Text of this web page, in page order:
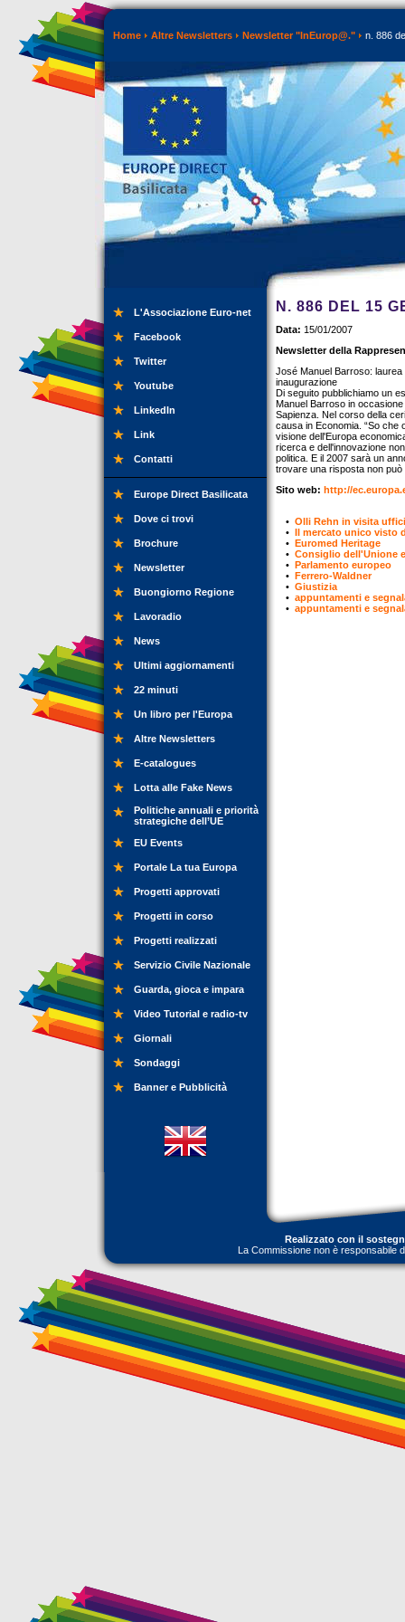
Home Altre Newsletters Newsletter "InEurop@." n. 886
L'Associazione Euro-net
Facebook
Twitter
Youtube
LinkedIn
Link
Contatti
Europe Direct Basilicata
Dove ci trovi
Brochure
Newsletter
Buongiorno Regione
Lavoradio
News
Ultimi aggiornamenti
22 minuti
Un libro per l'Europa
Altre Newsletters
E-catalogues
Lotta alle Fake News
Politiche annuali e priorità
strategiche dell’UE
EU Events
Portale La tua Europa
Progetti approvati
Progetti in corso
Progetti realizzati
Servizio Civile Nazionale
Guarda, gioca e impara
Video Tutorial e radio-tv
Giornali
Sondaggi
Banner e Pubblicità
N. 886 DEL 15
Data: 15/01/2007
Newsletter della
José Manuel Barroso:
inaugurazione
Di seguito pubblichiamo un
Manuel Barroso in occasione
Sapienza. Nel corso della
causa in Economia. “So che
visione dell'Europa
ricerca e dell'innovazione
politica. E il 2007 sarà un
trovare una risposta non
Sito web: http://
• Olli Rehn in visita
• Il mercato unico visto
• Euromed Heritage
• Consiglio dell'Unione
• Parlamento europeo
• Ferrero-Waldner
• Giustizia
• appuntamenti e
• appuntamenti e
Realizzato con il
La Commissione non è responsabile